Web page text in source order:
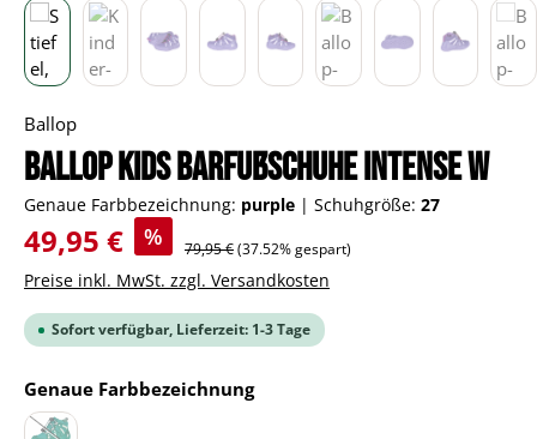
Ballop
BALLOP Kids Barfußschuhe Intense W
Genaue Farbbezeichnung: purple | Schuhgröße: 27
Verkaufspreis:
49,95 € % Regulärer Preis:
79,95 €(37.52% gespart)
Preise inkl. MwSt. zzgl. Versandkosten
Sofort verfügbar, Lieferzeit: 1-3 Tage
Genaue Farbbezeichnungauswählen